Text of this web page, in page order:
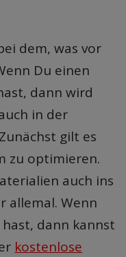
dem, was vor
Du einen
dann wird
in der
gilt es
zu optimieren.
auch ins
allemal. Wenn
dann kannst
kostenlose